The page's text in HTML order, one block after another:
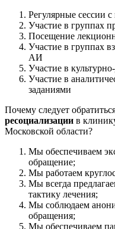
Регулярные сессии
Участие в группах
Посещение
Участие в группах
АИ
Участие в
Участие в
заданиями
Почему следует
ресоциализации в
Московской области?
Мы обеспечиваем
обращение;
Мы работаем
Мы всегда
тактику лечения;
Мы соблюдаем
обращения;
Мы обеспечиваем